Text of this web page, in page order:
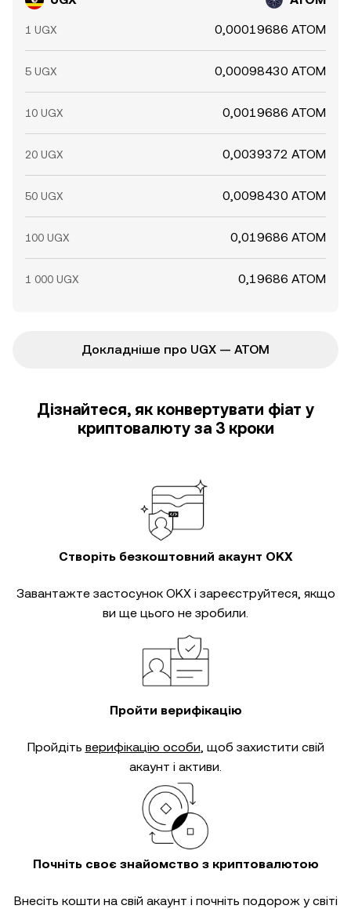
1 UGX 0,00019686 ATOM
5 UGX 0,00098430 ATOM
10 UGX 0,0019686 ATOM
20 UGX 0,0039372 ATOM
50 UGX 0,0098430 ATOM
100 UGX 0,019686 ATOM
1 000 UGX 0,19686 ATOM
Докладніше про UGX — ATOM
Дізнайтеся, як конвертувати фіат у
криптовалюту за 3 кроки
Створіть безкоштовний акаунт OKX
Завантажте застосунок OKX і зареєструйтеся, якщо
ви ще цього не зробили.
Пройти верифікацію
Пройдіть верифікацію особи, щоб захистити свій
акаунт і активи.
Почніть своє знайомство з криптовалютою
Внесіть кошти на свій акаунт і почніть подорож у світі